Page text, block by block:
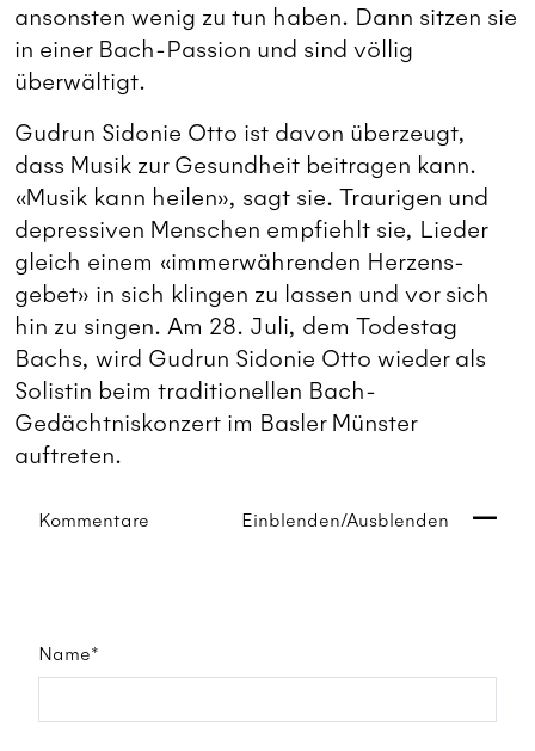
ansonsten wenig zu tun haben. Dann sitzen sie
in einer Bach-Passion und sind völlig
überwältigt.
Gudrun Sidonie Otto ist davon überzeugt,
dass Musik zur Gesundheit beitragen kann.
«Musik kann heilen», sagt sie. Traurigen und
depressiven Menschen empfiehlt sie, Lieder
gleich einem «immerwährenden Herzens-
gebet» in sich klingen zu lassen und vor sich
hin zu singen. Am 28. Juli, dem Todestag
Bachs, wird Gudrun Sidonie Otto wieder als
Solistin beim traditionellen Bach-
Gedächtniskonzert im Basler Münster
auftreten.
Kommentare Einblenden/Ausblenden
Name*